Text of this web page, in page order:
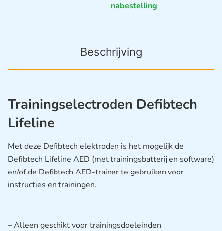
nabestelling
Beschrijving
Trainingselectroden Defibtech
Lifeline
Met deze Defibtech elektroden is het mogelijk de
Defibtech Lifeline AED (met trainingsbatterij en software)
en/of de Defibtech AED-trainer te gebruiken voor
instructies en trainingen.
– Alleen geschikt voor trainingsdoeleinden